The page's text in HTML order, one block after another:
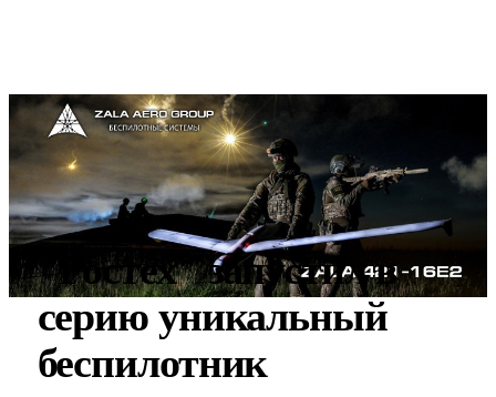
"Ростех" запустил в
серию уникальный
беспилотник